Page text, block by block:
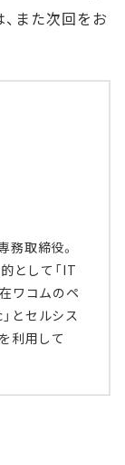
また次回をお
取締役。
として「IT
ワコムのペ
とセルシス
利用して